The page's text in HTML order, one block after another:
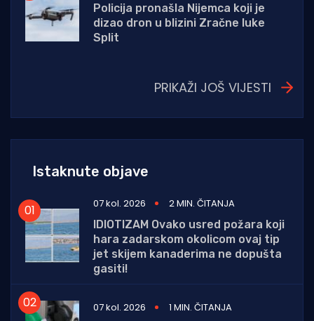
Policija pronašla Nijemca koji je
dizao dron u blizini Zračne luke
Split
PRIKAŽI JOŠ VIJESTI
Istaknute objave
07 kol. 2026
2 MIN. ČITANJA
IDIOTIZAM Ovako usred požara koji
hara zadarskom okolicom ovaj tip
jet skijem kanaderima ne dopušta
gasiti!
07 kol. 2026
1 MIN. ČITANJA